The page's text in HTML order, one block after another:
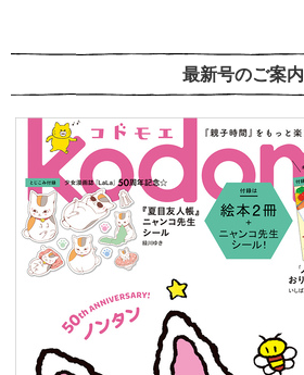
最新号のご案内